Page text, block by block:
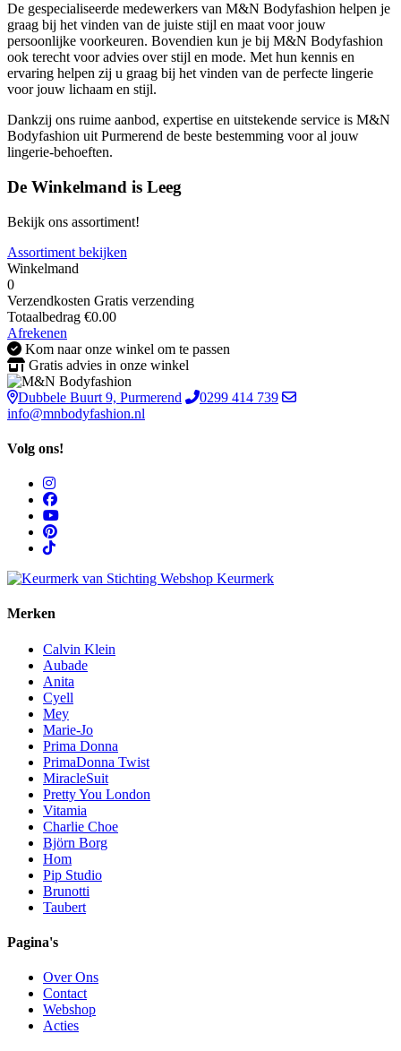
De gespecialiseerde medewerkers van M&N Bodyfashion helpen je
graag bij het vinden van de juiste stijl en maat voor jouw
persoonlijke voorkeuren. Bovendien kun je bij M&N Bodyfashion
ook terecht voor advies over stijl en mode. Met hun kennis en
ervaring helpen zij u graag bij het vinden van de perfecte lingerie
voor jouw lichaam en stijl.
Dankzij ons ruime aanbod, expertise en uitstekende service is M&N
Bodyfashion uit Purmerend de beste bestemming voor al jouw
lingerie-behoeften.
De Winkelmand is Leeg
Bekijk ons assortiment!
Assortiment bekijken
Winkelmand
0
Verzendkosten Gratis verzending
Totaalbedrag €0.00
Afrekenen
Kom naar onze winkel om te passen
Gratis advies in onze winkel
Dubbele Buurt 9, Purmerend
0299 414 739
info@mnbodyfashion.nl
Volg ons!
Merken
Calvin Klein
Aubade
Anita
Cyell
Mey
Marie-Jo
Prima Donna
PrimaDonna Twist
MiracleSuit
Pretty You London
Vitamia
Charlie Choe
Björn Borg
Hom
Pip Studio
Brunotti
Taubert
Pagina's
Over Ons
Contact
Webshop
Acties